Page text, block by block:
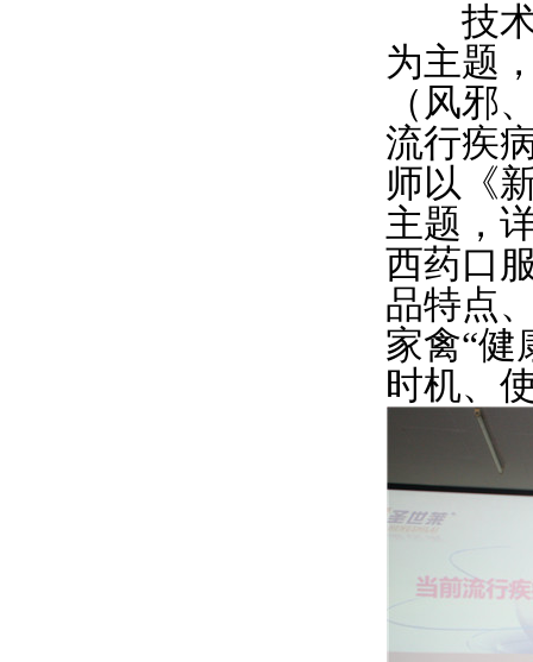
技术
为主题
（风邪
流行疾
师以《
主题，
西药口
品特点
家禽“健
时机、